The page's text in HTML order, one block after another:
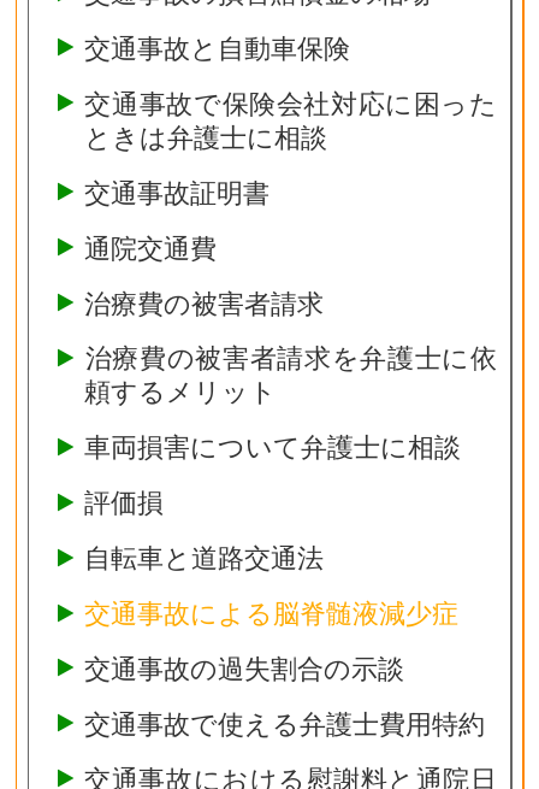
交通事故と自動車保険
交通事故で保険会社対応に困った
ときは弁護士に相談
交通事故証明書
通院交通費
治療費の被害者請求
治療費の被害者請求を弁護士に依
頼するメリット
車両損害について弁護士に相談
評価損
自転車と道路交通法
交通事故による脳脊髄液減少症
交通事故の過失割合の示談
交通事故で使える弁護士費用特約
交通事故における慰謝料と通院日